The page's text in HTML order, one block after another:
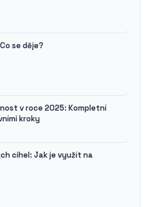
se děje?
v roce 2025: Kompletní
kroky
cihel: Jak je využít na